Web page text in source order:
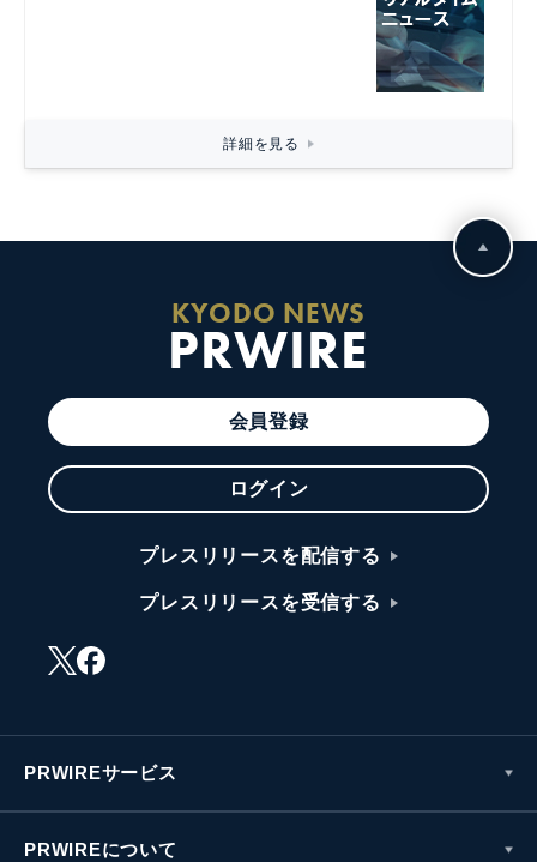
詳細を見る
KYODO NEWS
PRWIRE
会員登録
ログイン
プレスリリースを配信する
プレスリリースを受信する
PRWIREサービス
PRWIREについて